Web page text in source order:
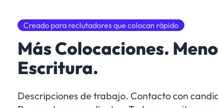
Creado para reclutadores que colocan rápido
Más Colocaciones.
Escritura.
Descripciones de trabajo. Contacto con